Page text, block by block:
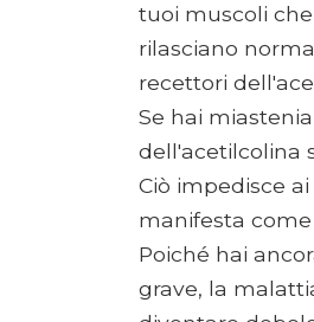
tuoi muscoli
rilasciano
recettori
Se hai
dell'acetilcolina
Ciò impedisce
manifesta
Poiché hai
grave, la